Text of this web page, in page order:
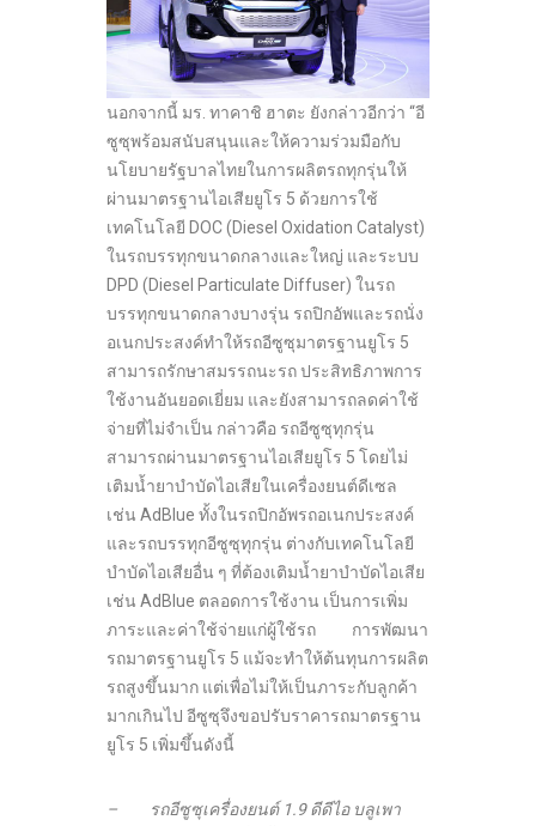
นอกจากนี้ มร. ทาคาชิ ฮาตะ ยังกล่าวอีกว่า “อี
ซูซุพร้อมสนับสนุนและให้ความร่วมมือกับ
นโยบายรัฐบาลไทยในการผลิตรถทุกรุ่นให้
ผ่านมาตรฐานไอเสียยูโร 5 ด้วยการใช้
เทคโนโลยี DOC (Diesel Oxidation Catalyst)
ในรถบรรทุกขนาดกลางและใหญ่ และระบบ
DPD (Diesel Particulate Diffuser) ในรถ
บรรทุกขนาดกลางบางรุ่น รถปิกอัพและรถนั่ง
อเนกประสงค์ทำให้รถอีซูซุมาตรฐานยูโร 5
สามารถรักษาสมรรถนะรถ ประสิทธิภาพการ
ใช้งานอันยอดเยี่ยม และยังสามารถลดค่าใช้
จ่ายที่ไม่จำเป็น กล่าวคือ รถอีซูซุทุกรุ่น
สามารถผ่านมาตรฐานไอเสียยูโร 5 โดยไม่
เติมน้ำยาบำบัดไอเสียในเครื่องยนต์ดีเซล
เช่น AdBlue ทั้งในรถปิกอัพรถอเนกประสงค์
และรถบรรทุกอีซูซุทุกรุ่น ต่างกับเทคโนโลยี
บำบัดไอเสียอื่น ๆ ที่ต้องเติมน้ำยาบำบัดไอเสีย
เช่น AdBlue ตลอดการใช้งาน เป็นการเพิ่ม
ภาระและค่าใช้จ่ายแก่ผู้ใช้รถ การพัฒนา
รถมาตรฐานยูโร 5 แม้จะทำให้ต้นทุนการผลิต
รถสูงขึ้นมาก แต่เพื่อไม่ให้เป็นภาระกับลูกค้า
มากเกินไป อีซูซุจึงขอปรับราคารถมาตรฐาน
ยูโร 5 เพิ่มขึ้นดังนี้
– รถอีซูซุเครื่องยนต์ 1.9 ดีดีไอ บลูเพา